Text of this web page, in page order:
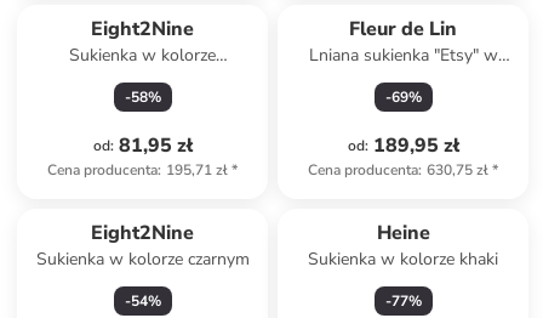
Eight2Nine
Sukienka w kolorze
antracytowym
-58%
od: 81,95 zł
Cena producenta: 195,71 zł*
Fleur de Lin
Lniana sukienka "Etsy" w
kolorze khaki
-69%
od: 189,95 zł
Cena producenta: 630,75 zł*
Eight2Nine
Sukienka w kolorze czarnym
-54%
Heine
Sukienka w kolorze khaki
-77%